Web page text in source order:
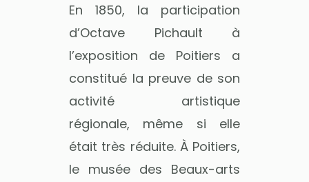
En 1850, la participation
d’Octave Pichault à
l’exposition de Poitiers a
constitué la preuve de son
activité artistique
régionale, même si elle
était très réduite. À Poitiers,
le musée des Beaux-arts